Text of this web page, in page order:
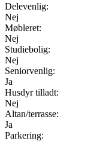
Delevenlig:
Nej
Møbleret:
Nej
Studiebolig:
Nej
Seniorvenlig:
Ja
Husdyr tilladt:
Nej
Altan/terrasse:
Ja
Parkering: